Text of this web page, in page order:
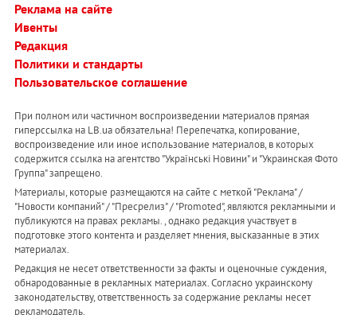
Реклама на сайте
Ивенты
Редакция
Политики и стандарты
Пользовательское соглашение
При полном или частичном воспроизведении материалов прямая
гиперссылка на LB.ua обязательна! Перепечатка, копирование,
воспроизведение или иное использование материалов, в которых
содержится ссылка на агентство "Українськi Новини" и "Украинская Фото
Группа" запрещено.
Материалы, которые размещаются на сайте с меткой "Реклама" /
"Новости компаний" / "Пресрелиз" / "Promoted", являются рекламными и
публикуются на правах рекламы. , однако редакция участвует в
подготовке этого контента и разделяет мнения, высказанные в этих
материалах.
Редакция не несет ответственности за факты и оценочные суждения,
обнародованные в рекламных материалах. Согласно украинскому
законодательству, ответственность за содержание рекламы несет
рекламодатель.